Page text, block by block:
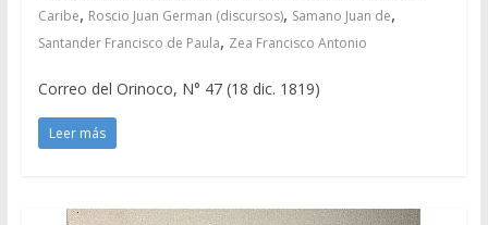
Caribe, Roscio Juan German (discursos), Samano Juan de,
Santander Francisco de Paula, Zea Francisco Antonio
Correo del Orinoco, N° 47 (18 dic. 1819)
Leer más